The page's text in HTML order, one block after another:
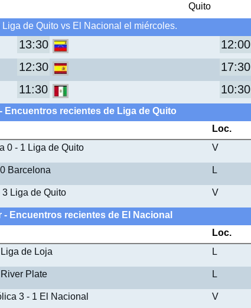
Quito
de Quito vs El Nacional el miércoles.
13:30
12:00
12:30
17:30
11:30
10:30
Encuentros recientes de Liga de Quito
Loc.
0 - 1 Liga de Quito V
Barcelona L
Liga de Quito V
- Encuentros recientes de El Nacional
Loc.
de Loja L
Plate L
3 - 1 El Nacional V